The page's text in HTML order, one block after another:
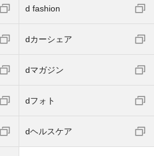
d fashion
dカーシェア
dマガジン
dフォト
dヘルスケア